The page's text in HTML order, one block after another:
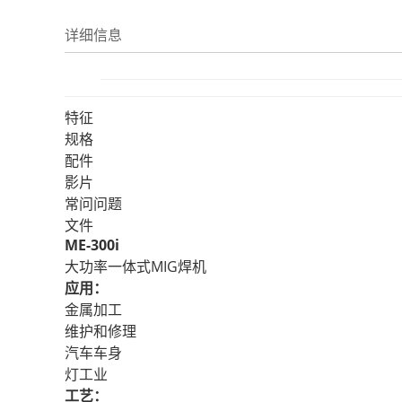
详细信息
特征
规格
配件
影片
常问问题
文件
ME-300i
大功率一体式MIG焊机
应用：
金属加工
维护和修理
汽车车身
灯工业
工艺：